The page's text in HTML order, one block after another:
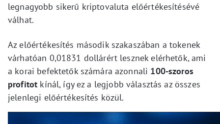
legnagyobb sikerű kriptovaluta előértékesítésévé
válhat.
Az előértékesítés második szakaszában a tokenek
várhatóan 0,01831 dollárért lesznek elérhetők, ami
a korai befektetők számára azonnali 100-szoros
profitot kínál, így ez a legjobb választás az összes
jelenlegi előértékesítés közül.